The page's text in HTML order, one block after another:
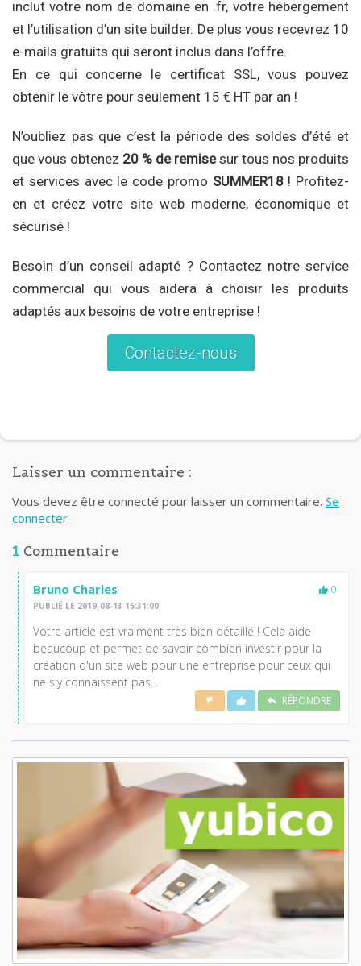
inclut votre nom de domaine en .fr, votre hébergement
et l’utilisation d’un site builder. De plus vous recevrez 10
e-mails gratuits qui seront inclus dans l’offre.
En ce qui concerne le certificat SSL, vous pouvez
obtenir le vôtre pour seulement 15 € HT par an !
N’oubliez pas que c’est la période des soldes d’été et
que vous obtenez 20 % de remisesur tous nos produits
et services avec le code promo SUMMER18! Profitez-
en et créez votre site web moderne, économique et
sécurisé !
Besoin d’un conseil adapté ? Contactez notre service
commercial qui vous aidera à choisir les produits
adaptés aux besoins de votre entreprise !
Contactez-nous
Laisser un commentaire :
Vous devez être connecté pour laisser un commentaire. Se
connecter
1 Commentaire
0
Bruno Charles
PUBLIÉ LE 2019-08-13 15:31:00
Votre article est vraiment très bien détaillé ! Cela aide
beaucoup et permet de savoir combien investir pour la
création d'un site web pour une entreprise pour ceux qui
ne s'y connaissent pas...
RÉPONDRE
Lisez aussi: